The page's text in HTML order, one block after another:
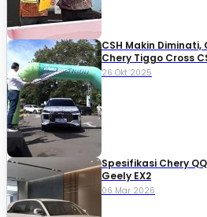
CSH Makin Diminati,
Chery Tiggo Cross
26 Okt 2025
Spesifikasi Chery
Geely EX2
06 Mar 2026